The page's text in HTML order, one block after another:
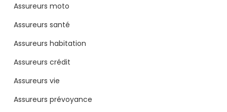
Assureurs moto
Assureurs santé
Assureurs habitation
Assureurs crédit
Assureurs vie
Assureurs prévoyance